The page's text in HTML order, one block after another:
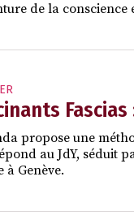
de la
propose une
au JdY, séduit
à Genève.